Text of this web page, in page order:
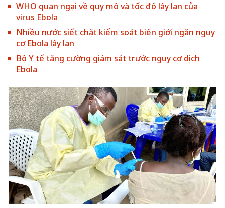
WHO quan ngại về quy mô và tốc độ lây lan của
virus Ebola
Nhiều nước siết chặt kiểm soát biên giới ngăn nguy
cơ Ebola lây lan
Bộ Y tế tăng cường giám sát trước nguy cơ dịch
Ebola